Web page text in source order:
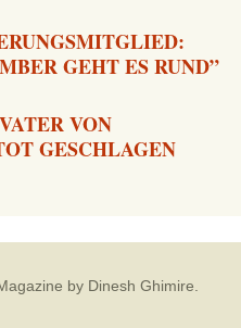
GEHT ES RUND”
VON
GESCHLAGEN
by Dinesh Ghimire